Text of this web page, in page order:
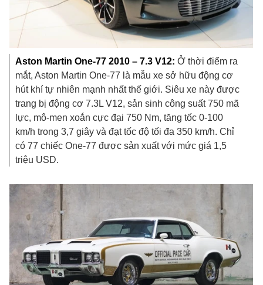
Aston Martin One-77 2010 – 7.3 V12: Ở thời điểm ra
mắt, Aston Martin One-77 là mẫu xe sở hữu động cơ
hút khí tự nhiên mạnh nhất thế giới. Siêu xe này được
trang bị động cơ 7.3L V12, sản sinh công suất 750 mã
lực, mô-men xoắn cực đại 750 Nm, tăng tốc 0-100
km/h trong 3,7 giây và đạt tốc độ tối đa 350 km/h. Chỉ
có 77 chiếc One-77 được sản xuất với mức giá 1,5
triệu USD.